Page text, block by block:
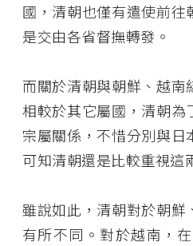
國，清朝也僅有遣使前往
是交由各省督撫轉發。
而關於清朝與朝鮮、越南
相較於其它屬國，清朝為
宗屬關係，不惜分別與日
可知清朝還是比較重視這
雖說如此，清朝對於朝鮮
有所不同。對於越南，